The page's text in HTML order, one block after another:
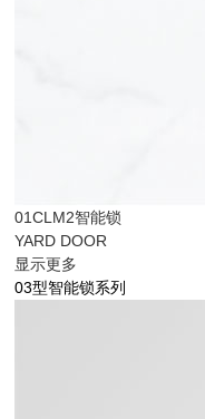
01CLM2智能锁
YARD DOOR
显示更多
03型智能锁系列